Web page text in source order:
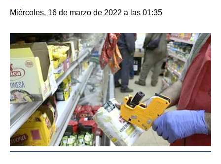
Miércoles, 16 de marzo de 2022 a las 01:35